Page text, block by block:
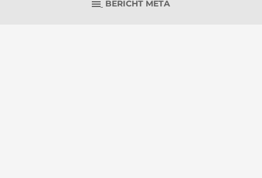
BERICHT META